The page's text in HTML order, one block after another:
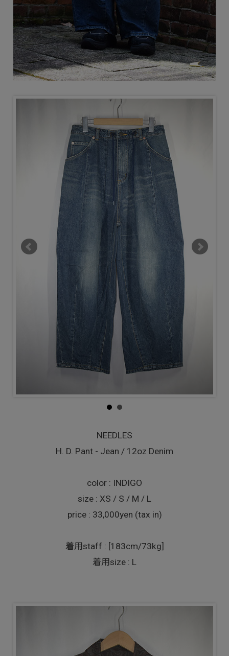
NEEDLES
H. D. Pant - Jean / 12oz Denim
color : INDIGO
size : XS / S / M / L
price : 33,000yen (tax in)
着用staff : [183cm/73kg]
着用size : L